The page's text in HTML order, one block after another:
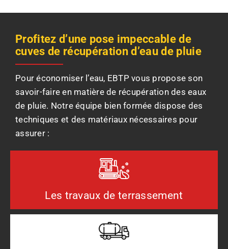
Profitez d’une pose impeccable de
cuves de récupération d’eau de pluie
Pour économiser l’eau, EBTP vous propose son
savoir-faire en matière de récupération des eaux
de pluie. Notre équipe bien formée dispose des
techniques et des matériaux nécessaires pour
assurer :
Les travaux de terrassement